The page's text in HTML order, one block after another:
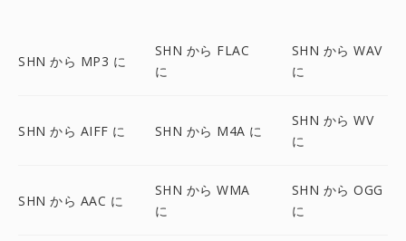
SHN から MP3 に
SHN から FLAC
に
SHN から WAV
に
SHN から AIFF に SHN から M4A に
SHN から WV
に
SHN から AAC に
SHN から WMA
に
SHN から OGG
に